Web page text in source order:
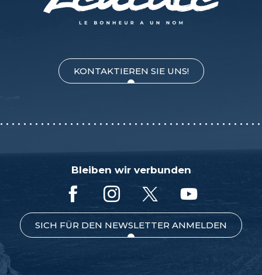
KONTAKTIEREN SIE UNS!
Bleiben wir verbunden
SICH FÜR DEN NEWSLETTER ANMELDEN